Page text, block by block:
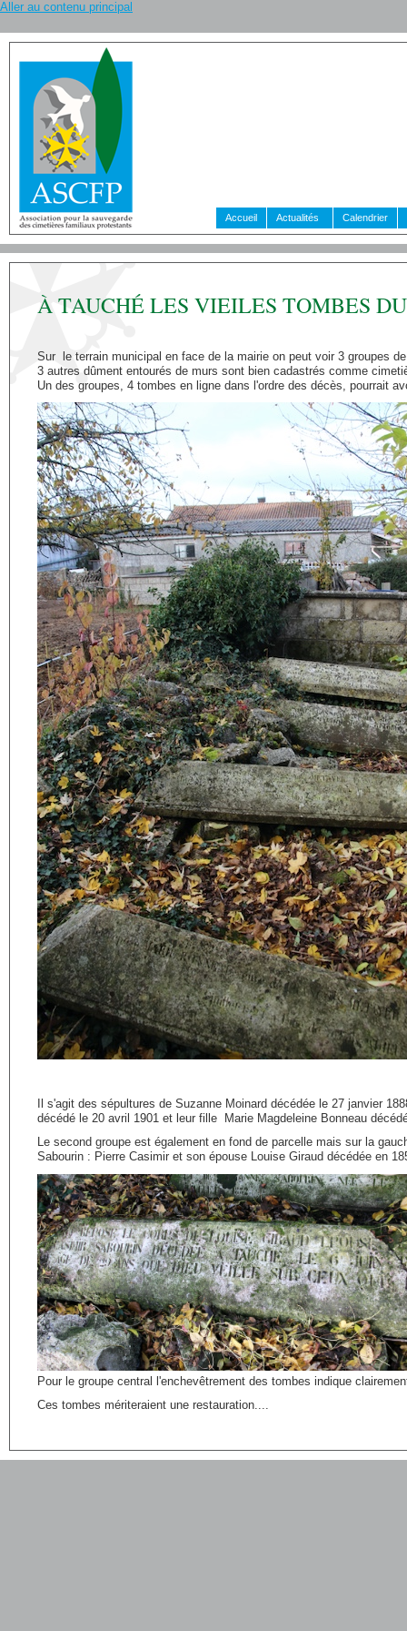
Aller au contenu principal
Accueil Actualités Calendrier
À TAUCHÉ LES VIEILES TOMBES
Sur le terrain municipal en face de la mairie on peut voir 3 groupes
3 autres dûment entourés de murs sont bien cadastrés comme
Un des groupes, 4 tombes en ligne dans l'ordre des décès, pourrait
Il s'agit des sépultures de Suzanne Moinard décédée le 27 janvier
décédé le 20 avril 1901 et leur fille Marie Magdeleine Bonneau
Le second groupe est également en fond de parcelle mais sur la
Sabourin : Pierre Casimir et son épouse Louise Giraud décédée en
Pour le groupe central l'enchevêtrement des tombes indique
Ces tombes mériteraient une restauration....